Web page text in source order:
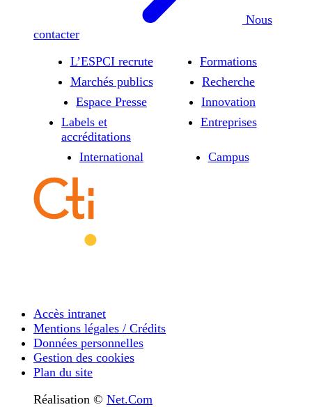
Nous
contacter
L’ESPCI recrute
Formations
Marchés publics
Recherche
Espace Presse
Innovation
Labels et
accréditations
Entreprises
International Campus
Accès intranet
Mentions légales / Crédits
Données personnelles
Gestion des cookies
Plan du site
Réalisation © Net.Com